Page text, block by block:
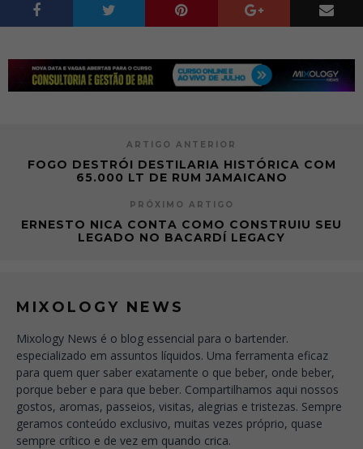
ARTIGO ANTERIOR
FOGO DESTRÓI DESTILARIA HISTÓRICA COM
65.000 LT DE RUM JAMAICANO
PRÓXIMO ARTIGO
ERNESTO NICA CONTA COMO CONSTRUIU SEU
LEGADO NO BACARDÍ LEGACY
MIXOLOGY NEWS
Mixology News é o blog essencial para o bartender.
especializado em assuntos líquidos. Uma ferramenta eficaz
para quem quer saber exatamente o que beber, onde beber,
porque beber e para que beber. Compartilhamos aqui nossos
gostos, aromas, passeios, visitas, alegrias e tristezas. Sempre
geramos conteúdo exclusivo, muitas vezes próprio, quase
sempre crítico e de vez em quando crica.